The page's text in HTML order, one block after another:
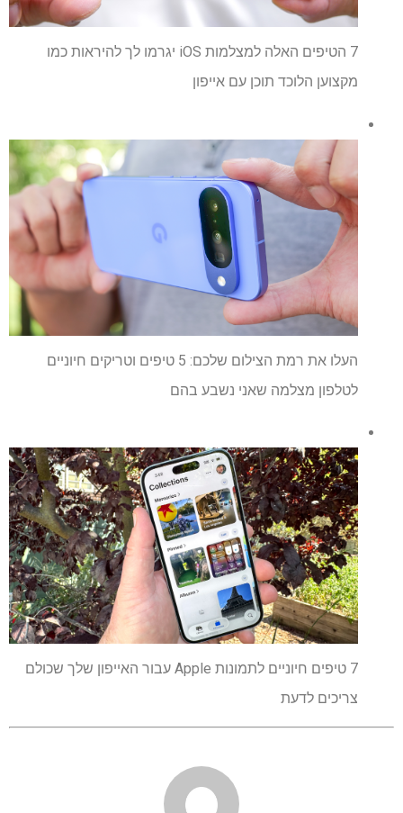
7 הטיפים האלה למצלמות iOS יגרמו לך להיראות כמו
מקצוען הלוכד תוכן עם אייפון
העלו את רמת הצילום שלכם: 5 טיפים וטריקים חיוניים
לטלפון מצלמה שאני נשבע בהם
7 טיפים חיוניים לתמונות Apple עבור האייפון שלך שכולם
צריכים לדעת